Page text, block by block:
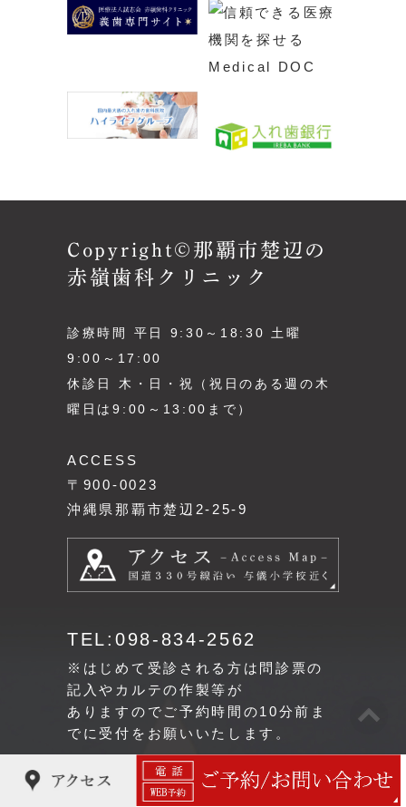
Copyright©那覇市楚辺の
赤嶺歯科クリニック
診療時間 平日 9:30～18:30 土曜
9:00～17:00
休診日 木・日・祝（祝日のある週の木
曜日は9:00～13:00まで）
ACCESS
〒900-0023
沖縄県那覇市楚辺2-25-9
TEL:098-834-2562
※はじめて受診される方は問診票の
記入やカルテの作製等が
ありますのでご予約時間の10分前ま
でに受付をお願いいたします。
CLINIC